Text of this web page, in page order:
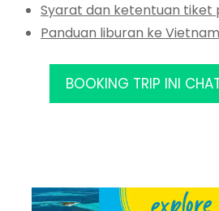
Syarat dan ketentuan tiket
Panduan liburan ke Vietnam
BOOKING TRIP INI